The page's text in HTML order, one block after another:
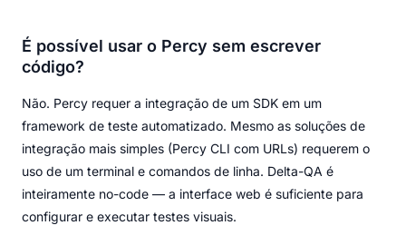
É possível usar o Percy sem escrever
código?
Não. Percy requer a integração de um SDK em um
framework de teste automatizado. Mesmo as soluções de
integração mais simples (Percy CLI com URLs) requerem o
uso de um terminal e comandos de linha. Delta-QA é
inteiramente no-code — a interface web é suficiente para
configurar e executar testes visuais.